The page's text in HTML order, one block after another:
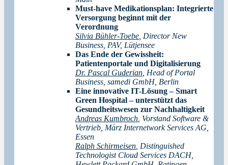
Must-have Medikationsplan: Integrierte
Versorgung beginnt mit der
Verordnung
Silvia Bühler-Toebe , Director New
Business, PAV, Lütjensee
Das Ende der Gewissheit:
Patientenportale und Digitalisierung
Dr. Pascal Guderian , Head of Portal
Business, samedi GmbH, Berlin
Eine innovative IT-Lösung – Smart
Green Hospital – unterstützt das
Gesundheitswesen zur Nachhaltigkeit
Andreas Kumbroch , Vorstand Software &
Vertrieb, März Internetwork Services AG,
Essen
Ralph Schirmeisen , Distinguished
Technologist Cloud Services DACH,